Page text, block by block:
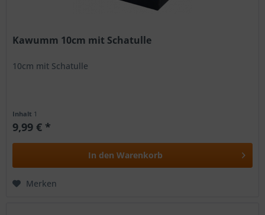
Kawumm 10cm mit Schatulle
10cm mit Schatulle
Inhalt 1
9,99 € *
In den Warenkorb
Merken